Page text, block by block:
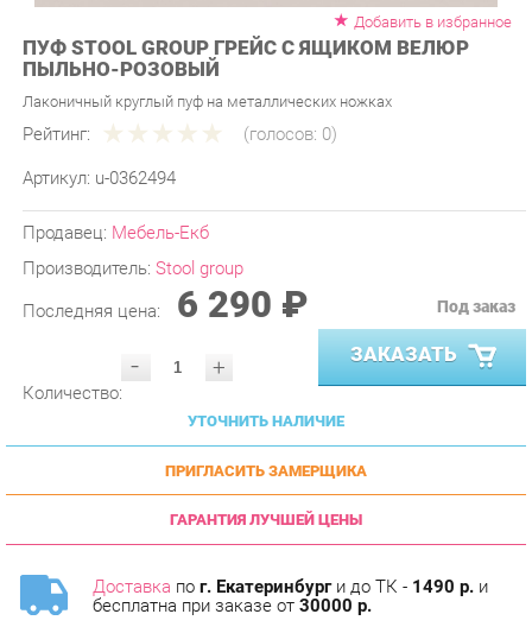
ПУФ STOOL GROUP ГРЕЙС С ЯЩИКОМ ВЕЛЮР
Лаконичный круглый пуф на металлических ножках
Рейтинг: (голосов:0)
Артикул: u-0362494
Продавец: Мебель-Екб
Производитель:
Stool group
Последняя цена: 6 290 ₽
- +
ЗАКАЗАТЬ
УТОЧНИТЬ НАЛИЧИЕ
ПРИГЛАСИТЬ ЗАМЕРЩИКА
ГАРАНТИЯ ЛУЧШЕЙ ЦЕНЫ
по г. Екатеринбурги до ТК -
бесплатна при заказе от30000 р.
с базовой гарантией месяцев -